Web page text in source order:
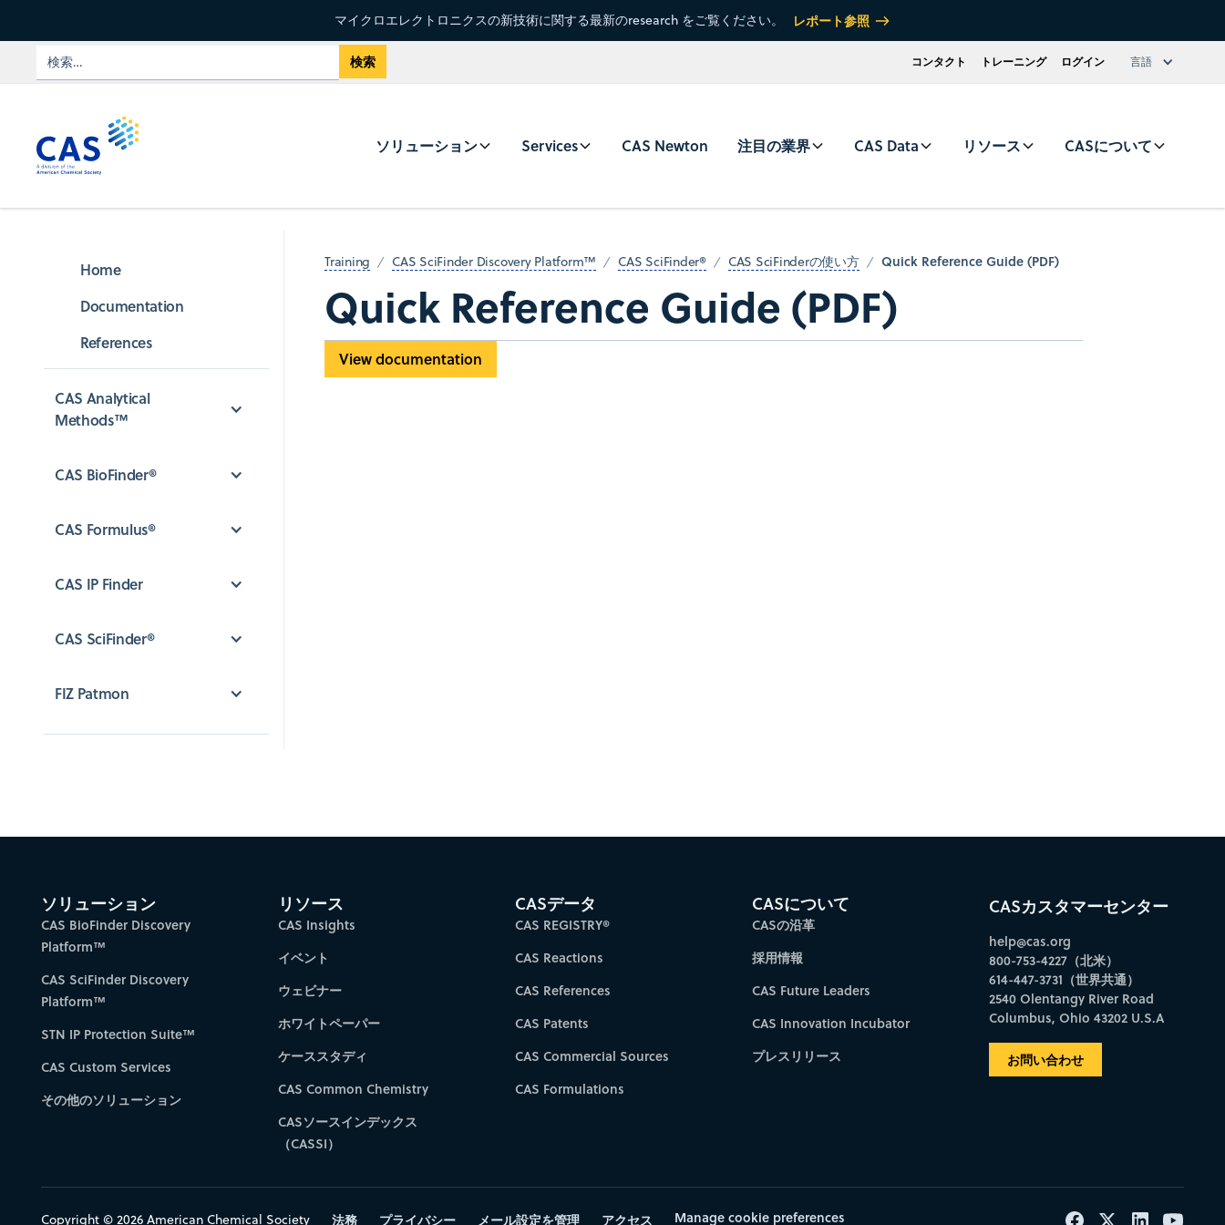
マイクロエレクトロニクスの新技術に関する最新のresearch をご覧ください。 レポート参照
コンタクト トレーニング ログイン 言語
ソリューション Services CAS Newton 注目の業界 CAS Data リソース CASについて
Home
Documentation
References
CAS Analytical
Methods™
CAS BioFinder®
CAS Formulus®
CAS IP Finder
CAS SciFinder®
FIZ Patmon
Training CAS SciFinder Discovery Platform™ CAS SciFinder® CAS SciFinderの使い方 Quick Reference Guide (PDF)
Quick Reference Guide (PDF)
View documentation
ソリューション
CAS BioFinder Discovery
Platform™
CAS SciFinder Discovery
Platform™
STN IP Protection Suite™
CAS Custom Services
その他のソリューション
リソース
CAS Insights
イベント
ウェビナー
ホワイトペーパー
ケーススタディ
CAS Common Chemistry
CASソースインデックス
（CASSI）
CASデータ
CAS REGISTRY®
CAS Reactions
CAS References
CAS Patents
CAS Commercial Sources
CAS Formulations
CASについて
CASの沿革
採用情報
CAS Future Leaders
CAS Innovation Incubator
プレスリリース
CASカスタマーセンター
help@cas.org
800-753-4227（北米）
614-447-3731（世界共通）
2540 Olentangy River Road
Columbus, Ohio 43202 U.S.A
お問い合わせ
Copyright © 2026 American Chemical Society 法務 プライバシー メール設定を管理 アクセス Manage cookie preferences